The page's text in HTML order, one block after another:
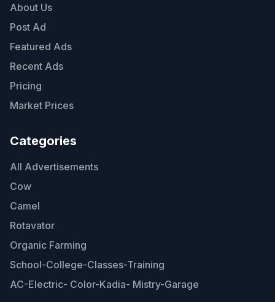
About Us
Post Ad
Featured Ads
Recent Ads
Pricing
Market Prices
Categories
All Advertisements
Cow
Camel
Rotavator
Organic Farming
School-College-Classes-Training
AC-Electric- Color-Kadia- Mistry-Garage